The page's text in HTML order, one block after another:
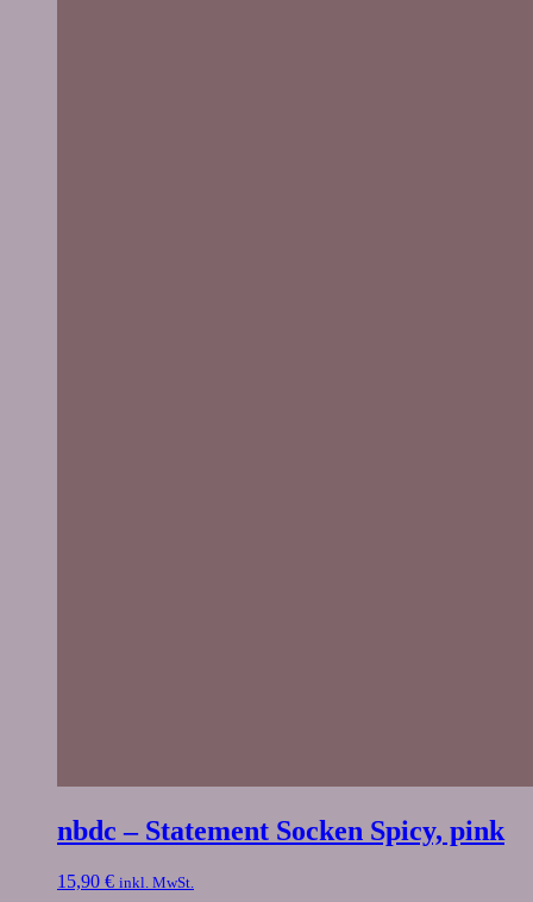
nbdc – Statement Socken Spicy, pink
15,90 € inkl. MwSt.